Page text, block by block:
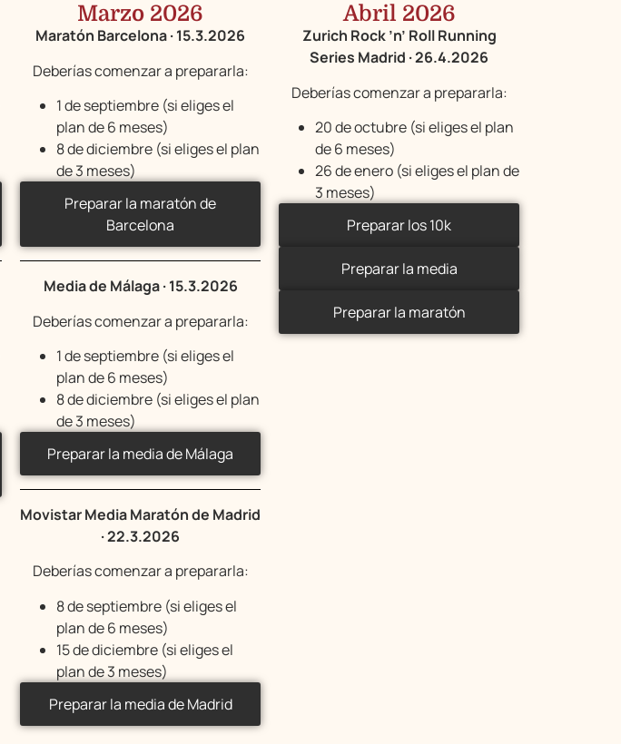
Marzo 2026
Maratón Barcelona · 15.3.2026
Deberías comenzar a prepararla:
1 de septiembre (si eliges el
plan de 6 meses)
8 de diciembre (si eliges el plan
de 3 meses)
Preparar la maratón de
Barcelona
Media de Málaga · 15.3.2026
Deberías comenzar a prepararla:
1 de septiembre (si eliges el
plan de 6 meses)
8 de diciembre (si eliges el plan
de 3 meses)
Preparar la media de Málaga
Movistar Media Maratón de Madrid
· 22.3.2026
Deberías comenzar a prepararla:
8 de septiembre (si eliges el
plan de 6 meses)
15 de diciembre (si eliges el
plan de 3 meses)
Preparar la media de Madrid
Abril 2026
Zurich Rock ’n’ Roll Running
Series Madrid · 26.4.2026
Deberías comenzar a prepararla:
20 de octubre (si eliges el plan
de 6 meses)
26 de enero (si eliges el plan de
3 meses)
Preparar los 10k
Preparar la media
Preparar la maratón